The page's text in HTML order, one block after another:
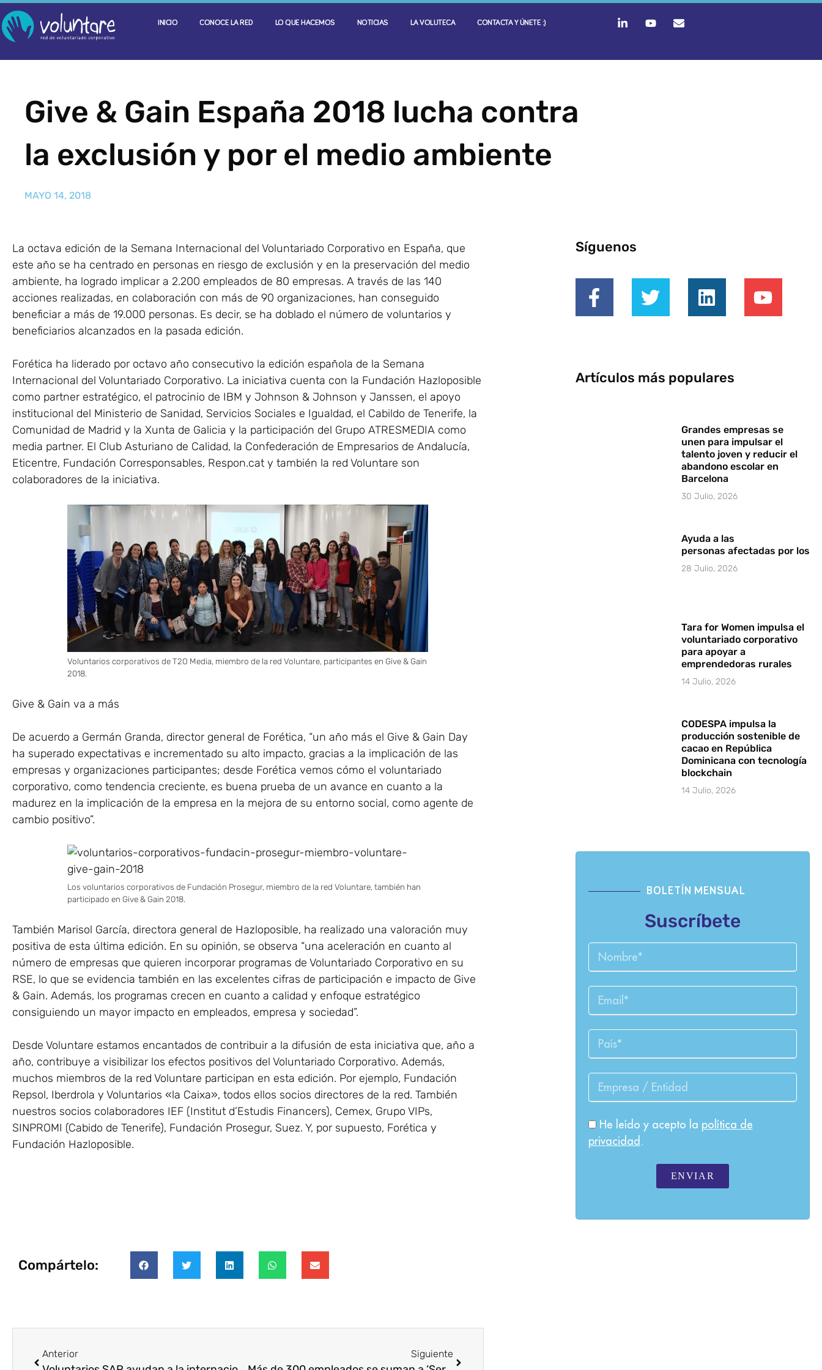
INICIO CONOCE LA RED LO QUE HACEMOS NOTICIAS LA VOLUTECA CONTACTA Y ÚNETE :)
Give & Gain España 2018 lucha contra
la exclusión y por el medio ambiente
MAYO 14, 2018
La octava edición de la Semana Internacional del Voluntariado Corporativo en España, que
este año se ha centrado en personas en riesgo de exclusión y en la preservación del medio
ambiente, ha logrado implicar a 2.200 empleados de 80 empresas. A través de las 140
acciones realizadas, en colaboración con más de 90 organizaciones, han conseguido
beneficiar a más de 19.000 personas. Es decir, se ha doblado el número de voluntarios y
beneficiarios alcanzados en la pasada edición.
Forética ha liderado por octavo año consecutivo la edición española de la Semana
Internacional del Voluntariado Corporativo. La iniciativa cuenta con la Fundación Hazloposible
como partner estratégico, el patrocinio de IBM y Johnson & Johnson y Janssen, el apoyo
institucional del Ministerio de Sanidad, Servicios Sociales e Igualdad, el Cabildo de Tenerife, la
Comunidad de Madrid y la Xunta de Galicia y la participación del Grupo ATRESMEDIA como
media partner. El Club Asturiano de Calidad, la Confederación de Empresarios de Andalucía,
Eticentre, Fundación Corresponsables, Respon.cat y también la red Voluntare son
colaboradores de la iniciativa.
Voluntarios corporativos de T2O Media, miembro de la red Voluntare, participantes en Give & Gain
2018.
Give & Gain va a más
De acuerdo a Germán Granda, director general de Forética, “un año más el Give & Gain Day
ha superado expectativas e incrementado su alto impacto, gracias a la implicación de las
empresas y organizaciones participantes; desde Forética vemos cómo el voluntariado
corporativo, como tendencia creciente, es buena prueba de un avance en cuanto a la
madurez en la implicación de la empresa en la mejora de su entorno social, como agente de
cambio positivo”.
Los voluntarios corporativos de Fundación Prosegur, miembro de la red Voluntare, también han
participado en Give & Gain 2018.
También Marisol García, directora general de Hazloposible, ha realizado una valoración muy
positiva de esta última edición. En su opinión, se observa “una aceleración en cuanto al
número de empresas que quieren incorporar programas de Voluntariado Corporativo en su
RSE, lo que se evidencia también en las excelentes cifras de participación e impacto de Give
& Gain. Además, los programas crecen en cuanto a calidad y enfoque estratégico
consiguiendo un mayor impacto en empleados, empresa y sociedad”.
Desde Voluntare estamos encantados de contribuir a la difusión de esta iniciativa que, año a
año, contribuye a visibilizar los efectos positivos del Voluntariado Corporativo. Además,
muchos miembros de la red Voluntare participan en esta edición. Por ejemplo, Fundación
Repsol, Iberdrola y Voluntarios «la Caixa», todos ellos socios directores de la red. También
nuestros socios colaboradores IEF (Institut d’Estudis Financers), Cemex, Grupo VIPs,
SINPROMI (Cabido de Tenerife), Fundación Prosegur, Suez. Y, por supuesto, Forética y
Fundación Hazloposible.
Compártelo:
Anterior Siguiente
Síguenos
Artículos más populares
Grandes empresas se
unen para impulsar el
talento joven y reducir el
abandono escolar en
Barcelona
30 Julio, 2026
Ayuda a las
personas afectadas por los
28 Julio, 2026
Tara for Women impulsa el
voluntariado corporativo
para apoyar a
emprendedoras rurales
14 Julio, 2026
CODESPA impulsa la
producción sostenible de
cacao en República
Dominicana con tecnología
blockchain
14 Julio, 2026
BOLETÍN MENSUAL
Suscríbete
He leído y acepto la política de
privacidad .
ENVIAR